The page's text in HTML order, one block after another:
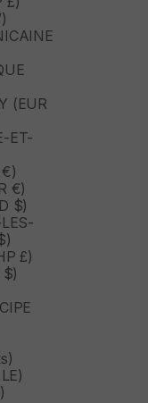
(EUR
ET-
€)
$)
£)
$)